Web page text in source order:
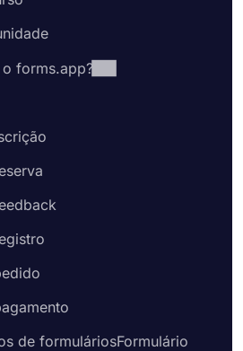
de membro, o
de qualidade
vêm com perguntas
de formulário que você
de incluir em seu
isso economizará seu
criar formulários e pesquisas
tempo. Portanto, escolha um
profissionais hoje mesmo.
forms.app?
de formuláriosFormulário